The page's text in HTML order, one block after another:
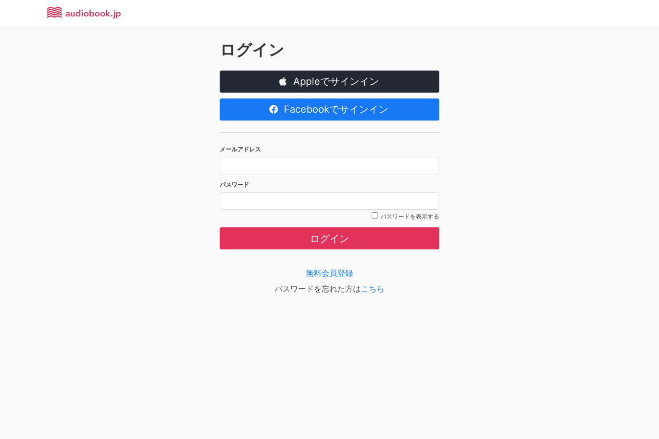
ログイン
Appleでサインイン
Facebookでサインイン
メールアドレス
パスワード
パスワードを表示する
ログイン
無料会員登録
パスワードを忘れた方はこちら